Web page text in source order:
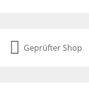
Geprüfter Shop